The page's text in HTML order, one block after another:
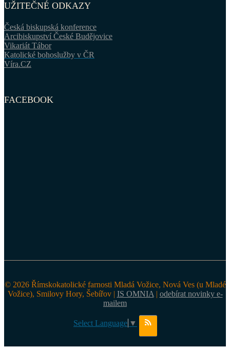
UŽITEČNÉ ODKAZY
Česká biskupská konference
Arcibiskupství České Budějovice
Vikariát Tábor
Katolické bohoslužby v ČR
Víra.CZ
FACEBOOK
© 2026 Římskokatolické farnosti Mladá Vožice, Nová Ves (u Mladé
Vožice), Smilovy Hory, Šebířov | IS OMNIA | odebírat novinky e-
mailem
Select Language ▼